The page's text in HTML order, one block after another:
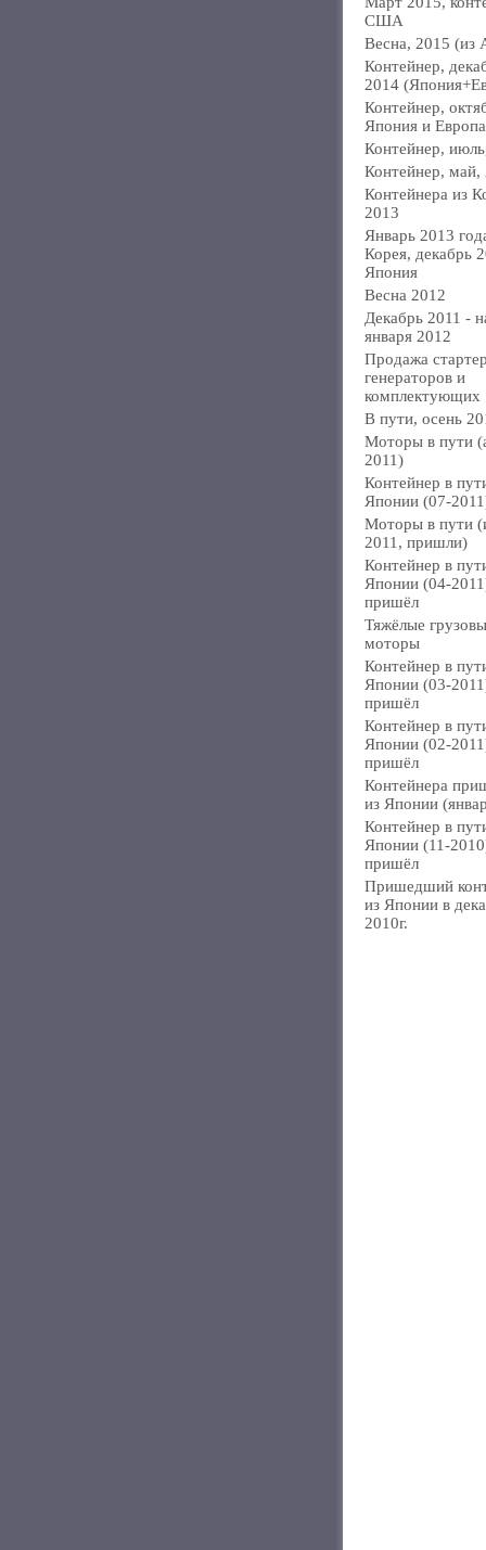
США
Весна, 2015 (из
Контейнер,
2014
Контейнер,
Япония и
Контейнер,
Контейнер, май,
Контейнера из
2013
Январь 2013
Корея, декабрь
Япония
Весна 2012
Декабрь 2011 -
января 2012
Продажа
генераторов и
комплектующих
В пути, осень
Моторы в пути
2011)
Контейнер в
Японии (07-
Моторы в пути
2011, пришли)
Контейнер в
Японии (04-
пришёл
Тяжёлые
моторы
Контейнер в
Японии (03-
пришёл
Контейнер в
Японии (02-
пришёл
Контейнера
из Японии
Контейнер в
Японии (11-
пришёл
Пришедший
из Японии в
2010г.